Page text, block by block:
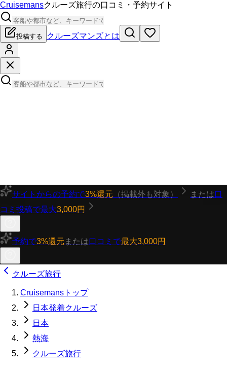
Cruisemansクルーズ旅行の口コミ・予約サイト
投稿する クルーズマンズとは
サイトからの予約で3%還元 （掲載外も対象） または口
コミ投稿で最大3,000円
予約で3%還元 または口コミで最大3,000円
クルーズ旅行
Cruisemansトップ
日本発着クルーズ
日本
熱海
クルーズ旅行